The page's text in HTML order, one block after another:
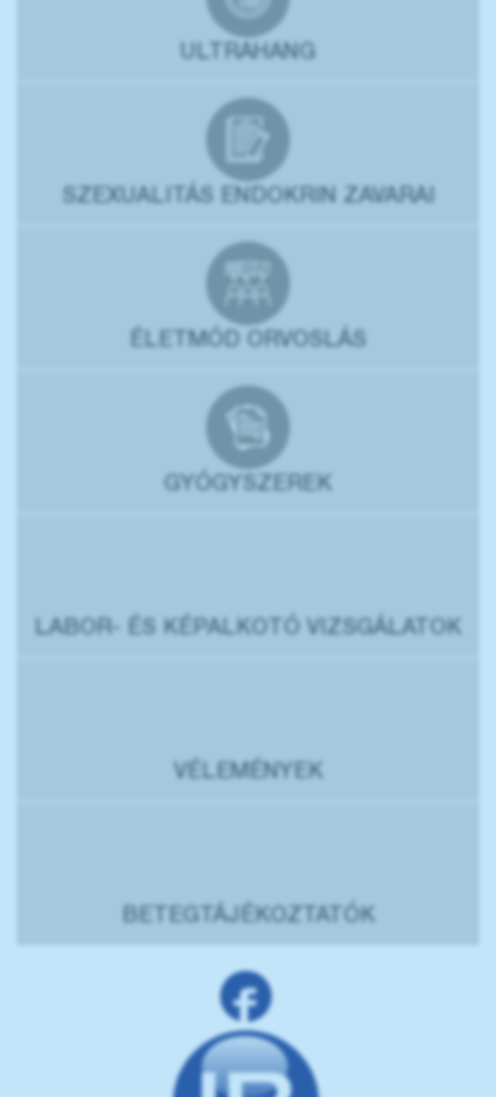
ULTRAHANG
SZEXUALITÁS ENDOKRIN ZAVARAI
ÉLETMÓD ORVOSLÁS
GYÓGYSZEREK
LABOR- ÉS KÉPALKOTÓ VIZSGÁLATOK
VÉLEMÉNYEK
BETEGTÁJÉKOZTATÓK